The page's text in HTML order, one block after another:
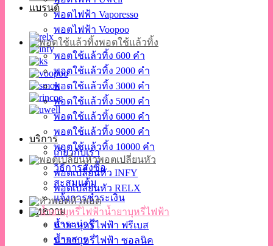
แบรนด์
บริการ
เกี่ยวกับเรา
วิธีการสั่งซื้อ
สะสมแต้ม
แจ้งการชำระเงิน
บทความ
สาระน่ารู้
ข่าวสาร
พอตไฟฟ้า Vaporesso
พอตไฟฟ้า Voopoo
พอตใช้แล้วทิ้ง
พอตใช้แล้วทิ้ง 600 คำ
พอตใช้แล้วทิ้ง 2000 คำ
พอตใช้แล้วทิ้ง 3000 คำ
พอตใช้แล้วทิ้ง 5000 คำ
พอตใช้แล้วทิ้ง 6000 คำ
พอตใช้แล้วทิ้ง 9000 คำ
พอตใช้แล้วทิ้ง 10000 คำ
พอตเปลี่ยนหัว
พอตเปลี่ยนหัว INFY
พอตเปลี่ยนหัว RELX
หัวพอต
น้ำยาบุหรี่ไฟฟ้า
น้ำยาบุหรี่ไฟฟ้า ฟรีเบส
น้ำยาบุหรี่ไฟฟ้า ซอลนิค